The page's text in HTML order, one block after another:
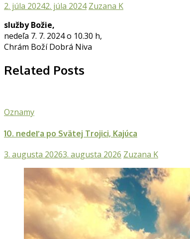
2. júla 20242. júla 2024 Zuzana K
služby Božie,
nedeľa 7. 7. 2024 o 10.30 h,
Chrám Boží Dobrá Niva
Related Posts
Oznamy
10. nedeľa po Svätej Trojici, Kajúca
3. augusta 20263. augusta 2026 Zuzana K